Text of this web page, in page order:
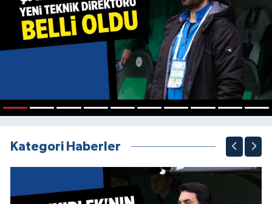
Kategori Haberler